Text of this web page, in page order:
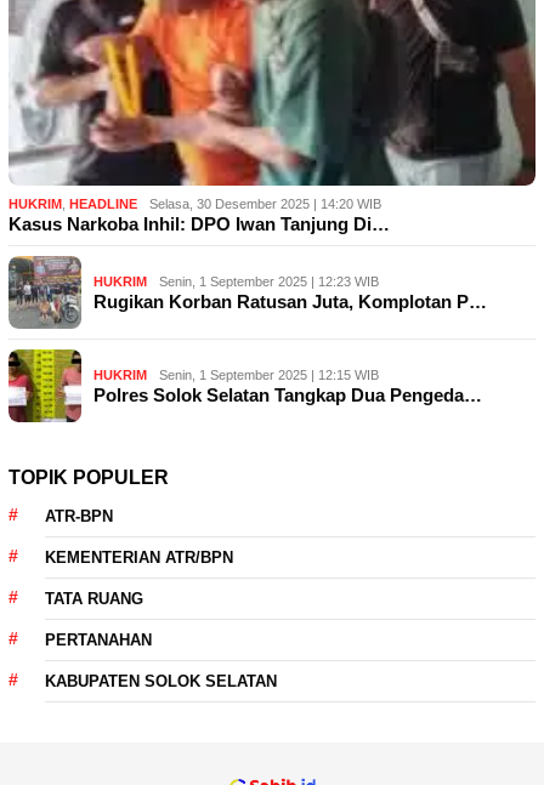
HUKRIM HEADLINE Selasa, 30 Desember 2025 | 14:20 WIB
Kasus Narkoba Inhil: DPO Iwan Tanjung Di…
HUKRIM Senin, 1 September 2025 | 12:23 WIB
Rugikan Korban Ratusan Juta, Komplotan P…
HUKRIM Senin, 1 September 2025 | 12:15 WIB
Polres Solok Selatan Tangkap Dua Pengeda…
TOPIK POPULER
ATR-BPN
KEMENTERIAN ATR/BPN
TATA RUANG
PERTANAHAN
KABUPATEN SOLOK SELATAN